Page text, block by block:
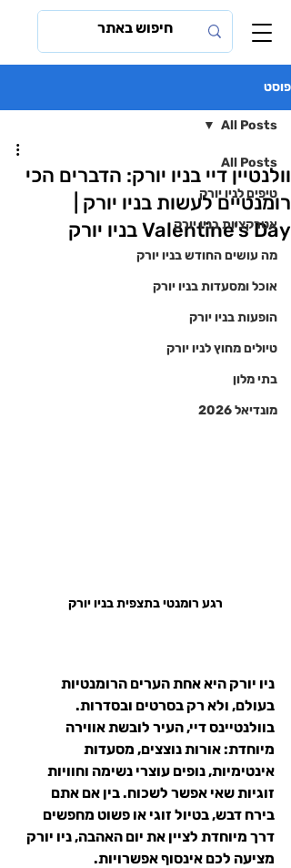
פוסט
All Posts
טיפים לניו יורק
אטרקציות בניו יורק
מה עושים החודש בניו יורק
אוכל ומסעדות בניו יורק
הופעות בניו יורק
טיולים מחוץ לניו יורק
בתי מלון
מונדיאל 2026
All Posts
וולנטיין דיי בניו יורק: הדברים הכי
רומנטיים לעשות בניו יורק |
Valentine's Day בניו יורק
רגע רומנטי בתצפית בניו יורק
ניו יורק היא אחת הערים הרומנטיות
בעולם, ולא רק בסרטים ובסדרות.
בוולנטיינס דיי, העיר לובשת אווירה
מיוחדת: אורות נוצצים, מסעדות
אינטימיות, נופים עוצרי נשימה וחוויות
זוגיות שאי אפשר לשכוח. בין אם אתם
בירח דבש, בטיול זוגי או פשוט מחפשים
דרך מיוחדת לציין את יום האהבה, ניו יורק
מציעה לכם אינסוף אפשרויות.